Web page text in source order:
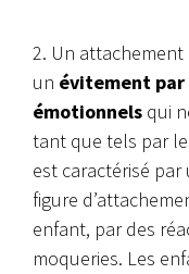
2. Un
un évitement par
émotionnels qui
tant que tels par
est caractérisé
figure
enfant, par des
moqueries. Les